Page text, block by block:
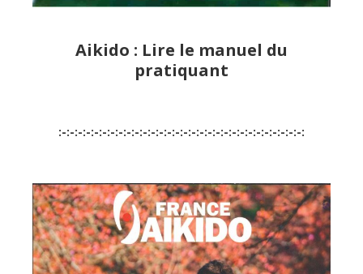
Aikido : Lire le manuel du
pratiquant
:-:-:-:-:-:-:-:-:-:-:-:-:-:-:-:-:-:-:-:-:-:-:-:-:-:-:-:-:-:-: